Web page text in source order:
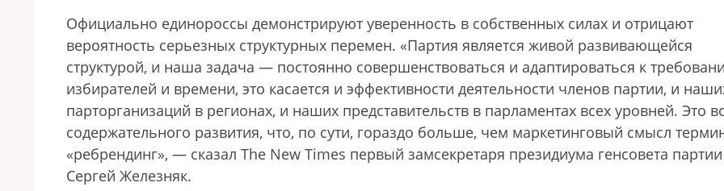
Официально единороссы демонстрируют уверенность в собственных силах и отрицают
вероятность серьезных структурных перемен. «Партия является живой развивающейся
структурой, и наша задача — постоянно совершенствоваться и адаптироваться к
избирателей и времени, это касается и эффективности деятельности членов партии, и
парторганизаций в регионах, и наших представительств в парламентах всех уровней. Это
содержательного развития, что, по сути, гораздо больше, чем маркетинговый смысл
«ребрендинг», — сказал The New Times первый замсекретаря президиума генсовета партии
Сергей Железняк.